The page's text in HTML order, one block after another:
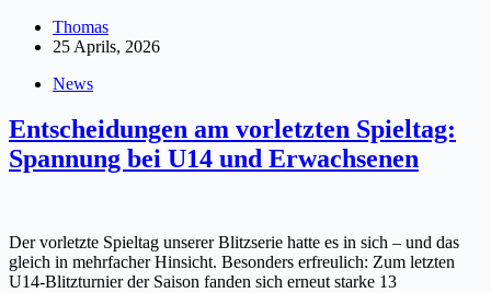
Thomas
25 Aprils, 2026
News
Entscheidungen am vorletzten Spieltag:
Spannung bei U14 und Erwachsenen
Der vorletzte Spieltag unserer Blitzserie hatte es in sich – und das
gleich in mehrfacher Hinsicht. Besonders erfreulich: Zum letzten
U14-Blitzturnier der Saison fanden sich erneut starke 13